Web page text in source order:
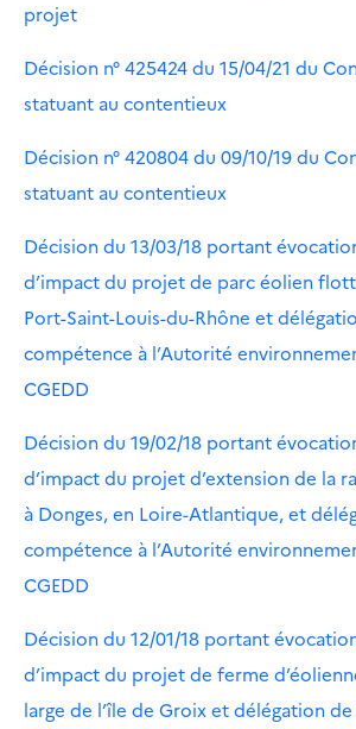
projet
Décision n° 425424 du 15/04/21 du
statuant au contentieux
Décision n° 420804 du 09/10/19 du
statuant au contentieux
Décision du 13/03/18 portant
d’impact du projet de parc éolien
Port-Saint-Louis-du-Rhône et
compétence à l’Autorité
CGEDD
Décision du 19/02/18 portant
d’impact du projet d’extension de la
à Donges, en Loire-Atlantique, et
compétence à l’Autorité
CGEDD
Décision du 12/01/18 portant
d’impact du projet de ferme
large de l’île de Groix et délégation